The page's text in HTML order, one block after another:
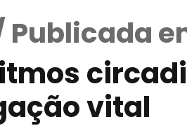
vital